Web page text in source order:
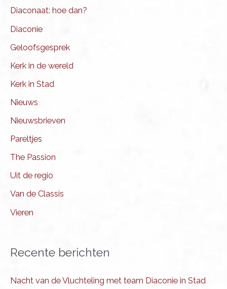
Diaconaat: hoe dan?
Diaconie
Geloofsgesprek
Kerk in de wereld
Kerk in Stad
Nieuws
Nieuwsbrieven
Pareltjes
The Passion
Uit de regio
Van de Classis
Vieren
Recente berichten
Nacht van de Vluchteling met team Diaconie in Stad